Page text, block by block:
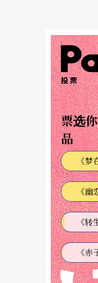
投票
票选
品
《梦
《幽
《赤